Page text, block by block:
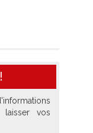
vos